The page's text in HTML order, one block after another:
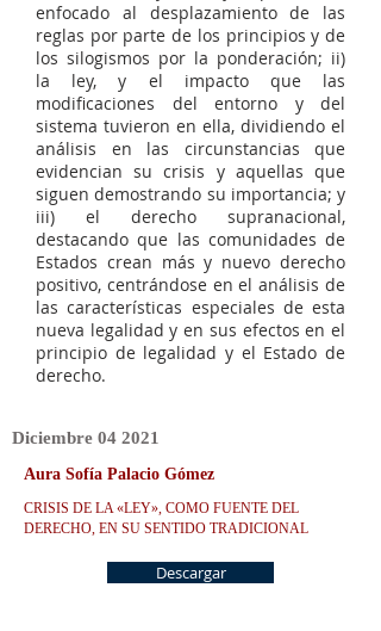
enfocado al desplazamiento de las
reglas por parte de los principios y de
los silogismos por la ponderación; ii)
la ley, y el impacto que las
modificaciones del entorno y del
sistema tuvieron en ella, dividiendo el
análisis en las circunstancias que
evidencian su crisis y aquellas que
siguen demostrando su importancia; y
iii) el derecho supranacional,
destacando que las comunidades de
Estados crean más y nuevo derecho
positivo, centrándose en el análisis de
las características especiales de esta
nueva legalidad y en sus efectos en el
principio de legalidad y el Estado de
derecho.
Diciembre 04 2021
Aura Sofía Palacio Gómez
CRISIS DE LA «LEY», COMO FUENTE DEL
DERECHO, EN SU SENTIDO TRADICIONAL
Descargar